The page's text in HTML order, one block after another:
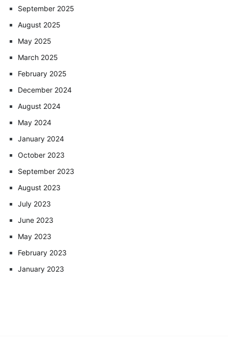
September 2025
August 2025
May 2025
March 2025
February 2025
December 2024
August 2024
May 2024
January 2024
October 2023
September 2023
August 2023
July 2023
June 2023
May 2023
February 2023
January 2023